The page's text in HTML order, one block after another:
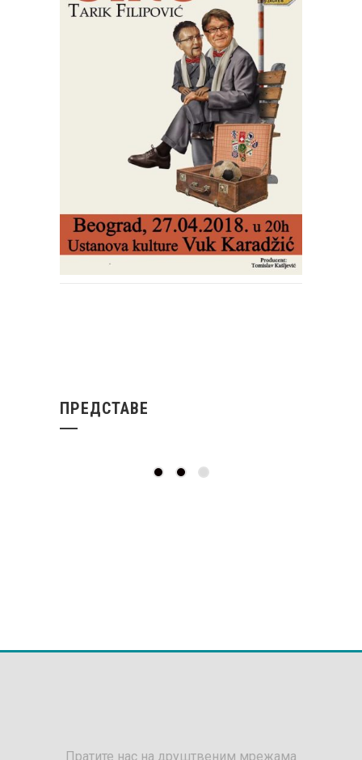
Пратите нас на друштвеним мрежама